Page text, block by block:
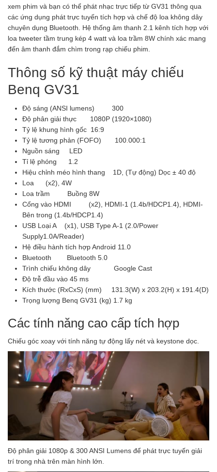
xem phim và bạn có thể phát nhạc trực tiếp từ GV31 thông qua
các ứng dụng phát trực tuyến tích hợp và chế độ loa không dây
chuyên dụng Bluetooth. Hệ thống âm thanh 2.1 kênh tích hợp với
loa tweeter tầm trung kép 4 watt và loa trầm 8W chính xác mang
đến âm thanh đắm chìm trong rạp chiếu phim.
Thông số kỹ thuật máy chiếu
Benq GV31
Độ sáng (ANSI lumens) 300
Độ phân giải thực 1080P (1920×1080)
Tỷ lệ khung hình gốc 16:9
Tỷ lệ tương phản (FOFO) 100 000:1
Nguồn sáng LED
Tỉ lệ phóng 1.2
Hiệu chỉnh méo hình thang 1D, (Tự động) Dọc ± 40 độ
Loa (x2), 4W
Loa trầm Buồng 8W
Cổng vào HDMI (x2), HDMI-1 (1.4b/HDCP1.4), HDMI-
Bên trong (1.4b/HDCP1.4)
USB Loại A (x1), USB Type A-1 (2.0/Power
Supply1.0A/Reader)
Hệ điều hành tích hợp Android 11.0
Bluetooth Bluetooth 5.0
Trình chiếu không dây Google Cast
Độ trễ đầu vào 45 ms
Kích thước (RxCxS) (mm) 131.3(W) x 203.2(H) x 191.4(D)
Trọng lượng Benq GV31 (kg) 1.7 kg
Các tính năng cao cấp tích hợp
Chiếu góc xoay với tính năng tự động lấy nét và keystone dọc.
Độ phân giải 1080p & 300 ANSI Lumens để phát trực tuyến giải
trí trong nhà trên màn hình lớn.